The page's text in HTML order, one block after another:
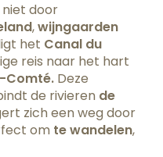
door
,wijngaarden
het Canal du
reis naar het hart
Comté. Deze
de rivieren de
zich een weg door
om te wandelen,